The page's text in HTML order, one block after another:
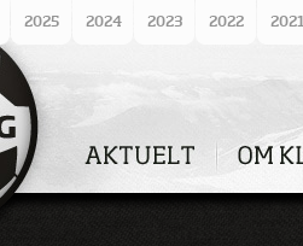
2025 2024 2023 2022